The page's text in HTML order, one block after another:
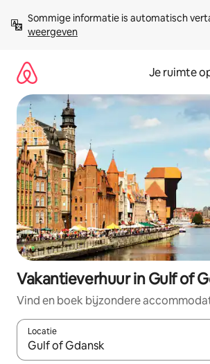
direct
naar
Sommige informatie is automatisch
weergeven
Je ruimte
Vakantieverhuur in Gulf of
Vind en boek bijzondere
Locatie
Wanneer er suggesties beschikbaar